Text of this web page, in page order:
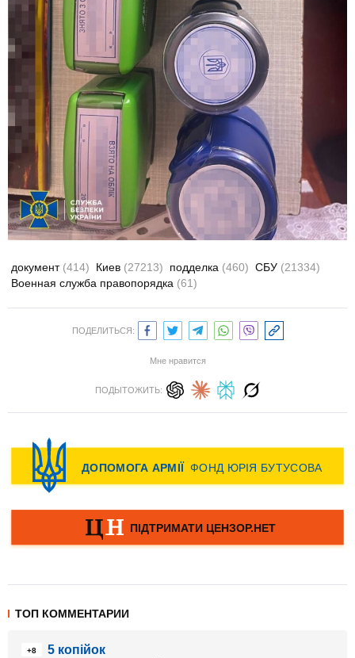
документ (414) Киев (27213) подделка (460) СБУ (21334)
Военная служба правопорядка (61)
ПОДЕЛИТЬСЯ:
Мне нравится
ПОДЫТОЖИТЬ:
ТОП КОММЕНТАРИИ
+8
5 копійок